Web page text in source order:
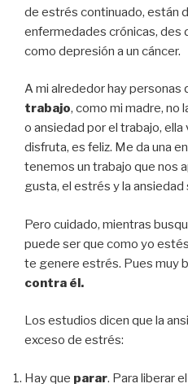
de estrés continuado, están
enfermedades crónicas, des
como depresión a un cáncer.
A mi alrededor hay personas
trabajo, como mi madre, no
o ansiedad por el trabajo, ella
disfruta, es feliz. Me da una
tenemos un trabajo que nos
gusta, el estrés y la
Pero cuidado, mientras
puede ser que como yo
te genere estrés. Pues muy
contra él.
Los estudios dicen que la
exceso de estrés:
Hay que parar. Para liberar